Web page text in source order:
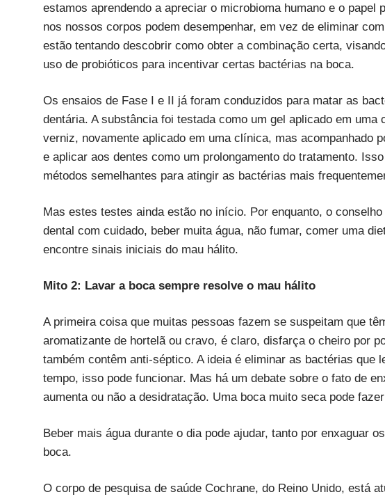
estamos aprendendo a apreciar o microbioma humano e o
nos nossos corpos podem desempenhar, em vez de eliminar
estão tentando descobrir como obter a combinação certa,
uso de probióticos para incentivar certas bactérias na boca.
Os ensaios de Fase I e II já foram conduzidos para matar as
dentária. A substância foi testada como um gel aplicado em
verniz, novamente aplicado em uma clínica, mas acompanhado
e aplicar aos dentes como um prolongamento do tratamento.
métodos semelhantes para atingir as bactérias mais
Mas estes testes ainda estão no início. Por enquanto, o
dental com cuidado, beber muita água, não fumar, comer uma
encontre sinais iniciais do mau hálito.
Mito 2: Lavar a boca sempre resolve o mau hálito
A primeira coisa que muitas pessoas fazem se suspeitam que
aromatizante de hortelã ou cravo, é claro, disfarça o cheiro por
também contêm anti-séptico. A ideia é eliminar as bactérias que
tempo, isso pode funcionar. Mas há um debate sobre o fato de
aumenta ou não a desidratação. Uma boca muito seca pode
Beber mais água durante o dia pode ajudar, tanto por enxaguar
boca.
O corpo de pesquisa de saúde Cochrane, do Reino Unido, está